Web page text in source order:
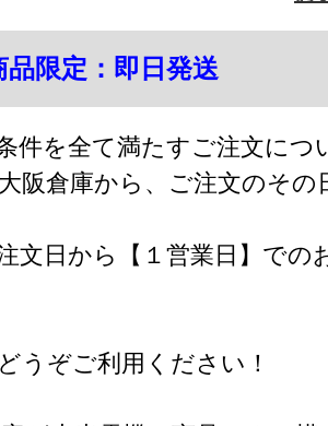
品限定：即日発送
を全て満たすご注文につ
大阪倉庫から、ご注文のそ
文日から【１営業日】での
うぞご利用ください！